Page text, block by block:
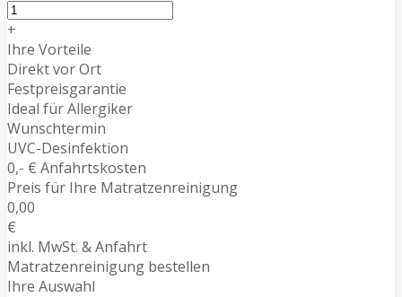
+
Ihre Vorteile
Direkt vor Ort
Festpreisgarantie
Ideal für Allergiker
Wunschtermin
UVC-Desinfektion
0,- € Anfahrtskosten
Preis für Ihre Matratzenreinigung
0,00
€
inkl. MwSt. & Anfahrt
Matratzenreinigung bestellen
Ihre Auswahl